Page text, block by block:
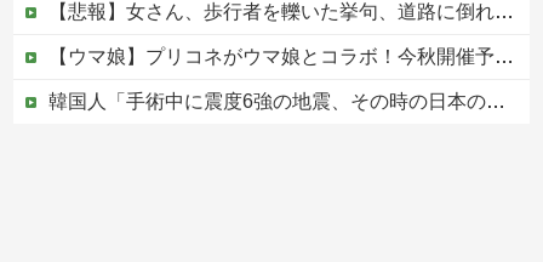
【悲報】女さん、歩行者を轢いた挙句、道路に倒れてどえらいことになってしまうw w w w w w w
【ウマ娘】プリコネがウマ娘とコラボ！今秋開催予定
韓国人「手術中に震度6強の地震、その時の日本の医療スタッフたちの姿をご覧ください」→「マジで鳥肌立った」「こういう姿は韓国も見習わないと」「あん...